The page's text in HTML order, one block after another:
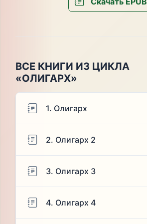
ВСЕ КНИГИ ИЗ ЦИКЛА
«ОЛИГАРХ»
1. Олигарх
2. Олигарх 2
3. Олигарх 3
4. Олигарх 4